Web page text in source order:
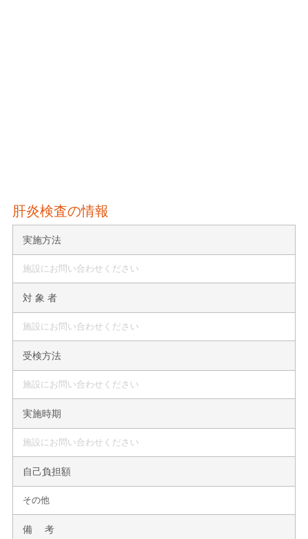
肝炎検査の情報
実施方法
施設にお問い合わせください
対 象 者
施設にお問い合わせください
受検方法
施設にお問い合わせください
実施時期
施設にお問い合わせください
自己負担額
その他
備 考